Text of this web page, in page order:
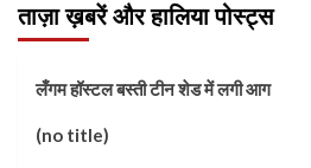
ताज़ा ख़बरें और हालिया पोस्ट्स
लँगम हॉस्टल बस्ती टीन शेड में लगी आग
(no title)